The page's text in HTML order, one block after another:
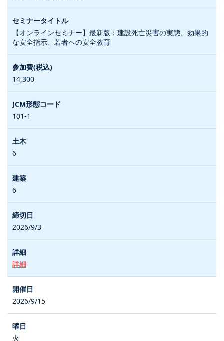
【オンラインセミナー】最新版：建設死亡災害の実態、効果的
な安全指示、若者への安全教育
14,300
101-1
6
6
2026/9/3
詳細
2026/9/15
火